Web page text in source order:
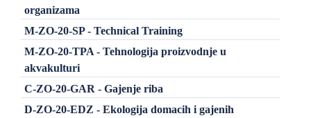
organizama
M-ZO-20-SP - Technical Training
M-ZO-20-TPA - Tehnologija proizvodnje u
akvakulturi
C-ZO-20-GAR - Gajenje riba
D-ZO-20-EDZ - Ekologija domacih i gajenih